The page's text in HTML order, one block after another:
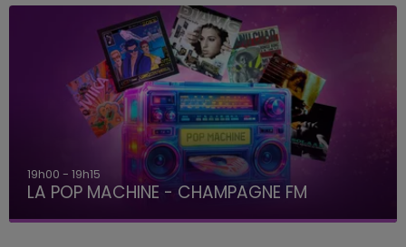
19h00 - 19h15
LA POP MACHINE - CHAMPAGNE FM